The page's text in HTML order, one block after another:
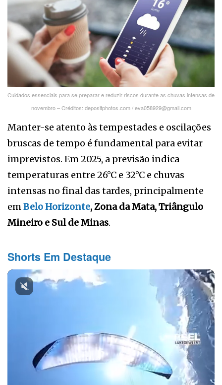
Cuidados essenciais para se preparar e reduzir riscos durante as chuvas intensas de
novembro – Créditos: depositphotos.com / eva058929@gmail.com
Manter-se atento às tempestades e oscilações
bruscas de tempo é fundamental para evitar
imprevistos. Em 2025, a previsão indica
temperaturas entre 26°C e 32°C e chuvas
intensas no final das tardes, principalmente
emBelo Horizonte, Zona da Mata, Triângulo
Mineiro e Sul de Minas.
Shorts Em Destaque